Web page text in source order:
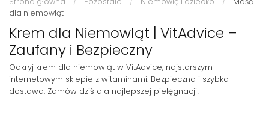
dla niemowląt
Krem dla Niemowląt | VitAdvice –
Zaufany i Bezpieczny
Odkryj krem dla niemowląt w VitAdvice, najstarszym
internetowym sklepie z witaminami. Bezpieczna i szybka
dostawa. Zamów dziś dla najlepszej pielęgnacji!